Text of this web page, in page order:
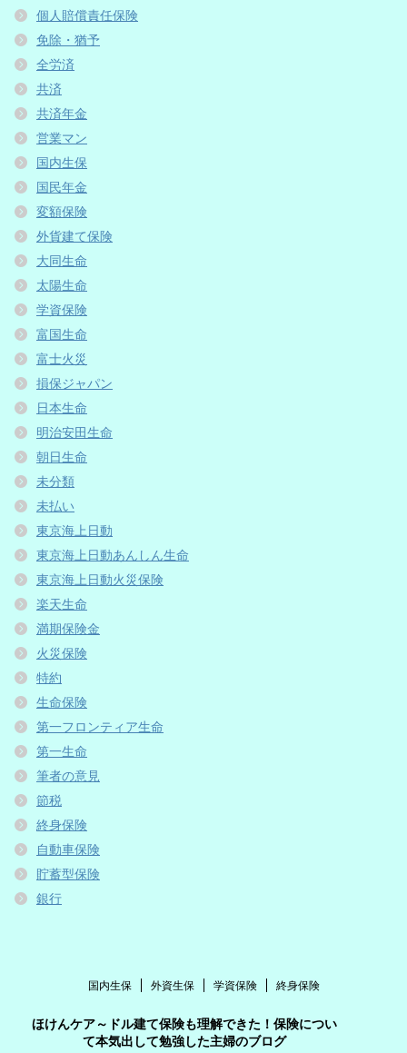
個人賠償責任保険
免除・猶予
全労済
共済
共済年金
営業マン
国内生保
国民年金
変額保険
外貨建て保険
大同生命
太陽生命
学資保険
富国生命
富士火災
損保ジャパン
日本生命
明治安田生命
朝日生命
未分類
未払い
東京海上日動
東京海上日動あんしん生命
東京海上日動火災保険
楽天生命
満期保険金
火災保険
特約
生命保険
第一フロンティア生命
第一生命
筆者の意見
節税
終身保険
自動車保険
貯蓄型保険
銀行
国内生保 外資生保 学資保険 終身保険
ほけんケア～ドル建て保険も理解できた！保険につい
て本気出して勉強した主婦のブログ